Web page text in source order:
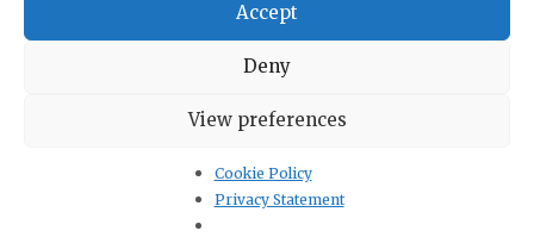
Accept
Deny
View preferences
Cookie Policy
Privacy Statement
совесть, но требовалось очень много душевных сил,
чтобы, находясь под постоянным давлением, все это
выдержать, остаться нормальным человеком.
друзья», — сказал Драгомир Груйович в одном из своих
Спустя более, чем три десятилетия после событий в